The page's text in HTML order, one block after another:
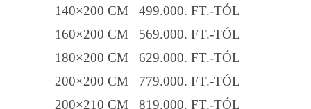
140×200 CM 499.000. FT.-TÓL
160×200 CM 569.000. FT.-TÓL
180×200 CM 629.000. FT.-TÓL
200×200 CM 779.000. FT.-TÓL
200×210 CM 819.000. FT.-TÓL